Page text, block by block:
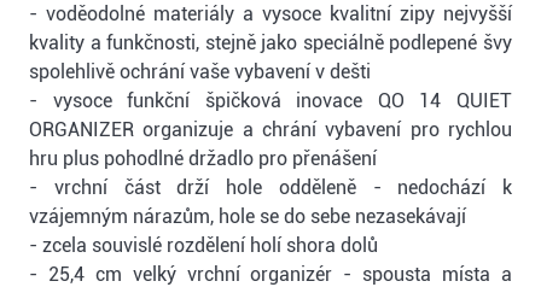
- voděodolné materiály a vysoce kvalitní zipy nejvyšší
kvality a funkčnosti, stejně jako speciálně podlepené švy
spolehlivě ochrání vaše vybavení v dešti
- vysoce funkční špičková inovace QO 14 QUIET
ORGANIZER organizuje a chrání vybavení pro rychlou
hru plus pohodlné držadlo pro přenášení
- vrchní část drží hole odděleně - nedochází k
vzájemným nárazům, hole se do sebe nezasekávají
- zcela souvislé rozdělení holí shora dolů
- 25,4 cm velký vrchní organizér - spousta místa a